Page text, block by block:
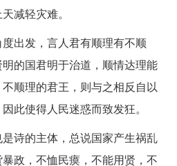
减轻灾难。
出发，言人君有顺理有不顺
的国君明于治道，顺情达理能
顺理的君王，则与之相反自以
此使得人民迷惑而致发狂。
诗的主体，总说国家产生祸乱
政，不恤民瘼，不能用贤，不